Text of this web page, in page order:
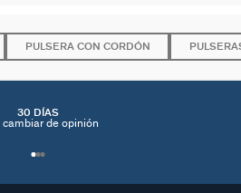
PULSERA CON CORDÓN
30 DÍAS
cambiar de opinión